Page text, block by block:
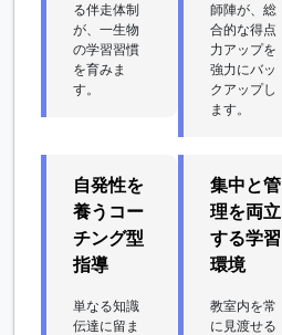
る伴走体制
が、一生物
の学習習慣
を育みま
す。
師陣が、総
合的な得点
力アップを
強力にバッ
クアップし
ます。
自発性を
養うコー
チング型
指導
単なる知識
伝達に留ま
集中と管
理を両立
する学習
環境
教室内を常
に見渡せる